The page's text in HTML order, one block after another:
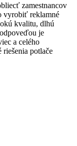
zamestnancov
vyrobiť reklamné
kvalitu, dlhú
je
a celého
potlače